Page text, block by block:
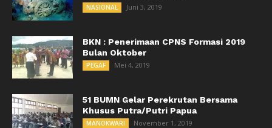
NASIONAL Juni 3, 2019
BKN : Penerimaan CPNS Formasi 2019
Bulan Oktober
PEGAF Mei 4, 2019
51 BUMN Gelar Perekrutan Bersama
Khusus Putra/Putri Papua
MANOKWARI November 1, 2019